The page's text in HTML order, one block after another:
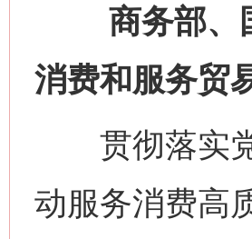
商务部、国
消费和服务贸
贯彻落实党
动服务消费高